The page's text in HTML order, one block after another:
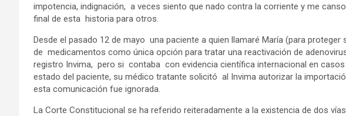
impotencia, indignación, a veces siento que nado contra la corriente y me
final de esta historia para otros.
Desde el pasado 12 de mayo una paciente a quien llamaré María (para
de medicamentos como única opción para tratar una reactivación de
registro Invima, pero si contaba con evidencia científica internacional en casos
estado del paciente, su médico tratante solicitó al Invima autorizar la
esta comunicación fue ignorada.
La Corte Constitucional se ha referido reiteradamente a la existencia de dos